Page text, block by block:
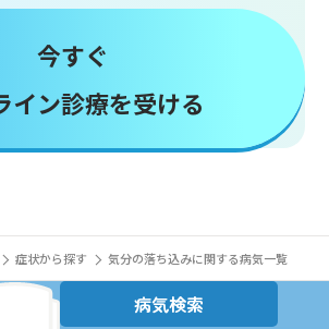
今すぐ
イン診療を受ける
症状から探す 気分の落ち込みに関する病気一覧
病気検索